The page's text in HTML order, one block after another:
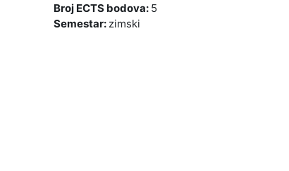
Broj ECTS bodova: 5
Semestar: zimski